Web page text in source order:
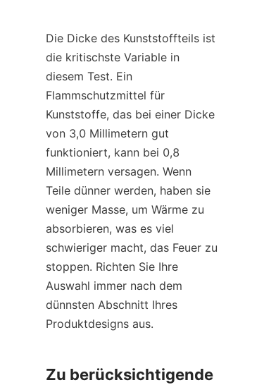
Die Dicke des Kunststoffteils ist
die kritischste Variable in
diesem Test. Ein
Flammschutzmittel für
Kunststoffe, das bei einer Dicke
von 3,0 Millimetern gut
funktioniert, kann bei 0,8
Millimetern versagen. Wenn
Teile dünner werden, haben sie
weniger Masse, um Wärme zu
absorbieren, was es viel
schwieriger macht, das Feuer zu
stoppen. Richten Sie Ihre
Auswahl immer nach dem
dünnsten Abschnitt Ihres
Produktdesigns aus.
Zu berücksichtigende